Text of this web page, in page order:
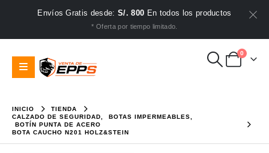
Envíos Gratis desde:S/. 800 En todos los productos
* Oferta por tiempo limitado.
0
INICIO
TIENDA
CALZADO DE SEGURIDAD
BOTAS IMPERMEABLES
BOTÍN PUNTA DE ACERO
BOTA CAUCHO N201 HOLZ&STEIN